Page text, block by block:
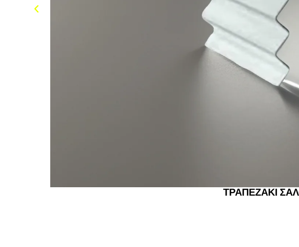
ΤΡΑΠΕΖΑΚΙ